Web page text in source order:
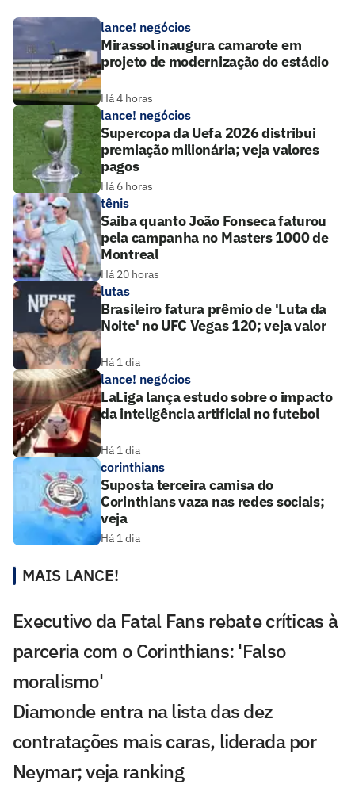
lance! negócios
Mirassol inaugura camarote em
projeto de modernização do estádio
Há 4 horas
lance! negócios
Supercopa da Uefa 2026 distribui
premiação milionária; veja valores
pagos
Há 6 horas
tênis
Saiba quanto João Fonseca faturou
pela campanha no Masters 1000 de
Montreal
Há 20 horas
lutas
Brasileiro fatura prêmio de 'Luta da
Noite' no UFC Vegas 120; veja valor
Há 1 dia
lance! negócios
LaLiga lança estudo sobre o impacto
da inteligência artificial no futebol
Há 1 dia
corinthians
Suposta terceira camisa do
Corinthians vaza nas redes sociais;
veja
Há 1 dia
MAIS LANCE!
Executivo da Fatal Fans rebate críticas à
parceria com o Corinthians: 'Falso
moralismo'
Diamonde entra na lista das dez
contratações mais caras, liderada por
Neymar; veja ranking